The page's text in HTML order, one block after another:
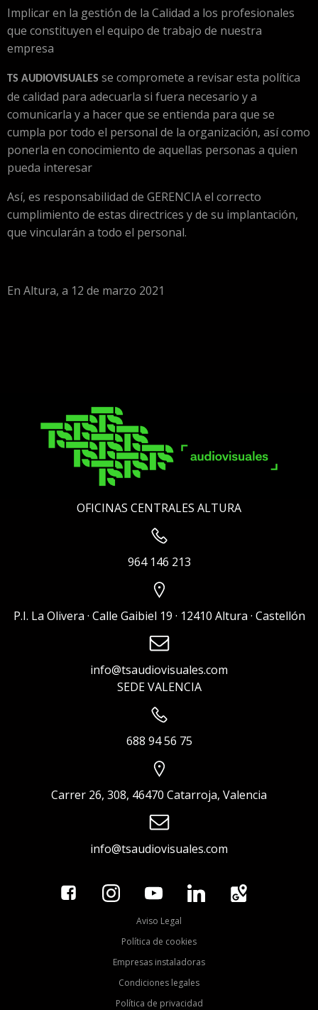
Implicar en la gestión de la Calidad a los profesionales
que constituyen el equipo de trabajo de nuestra
empresa
TS AUDIOVISUALES se compromete a revisar esta política
de calidad para adecuarla si fuera necesario y a
comunicarla y a hacer que se entienda para que se
cumpla por todo el personal de la organización, así como
ponerla en conocimiento de aquellas personas a quien
pueda interesar
Así, es responsabilidad de GERENCIA el correcto
cumplimiento de estas directrices y de su implantación,
que vincularán a todo el personal.
En Altura, a 12 de marzo 2021
OFICINAS CENTRALES ALTURA
964 146 213
P.I. La Olivera · Calle Gaibiel 19 · 12410 Altura · Castellón
info@tsaudiovisuales.com
SEDE VALENCIA
688 94 56 75
Carrer 26, 308, 46470 Catarroja, Valencia
info@tsaudiovisuales.com
Aviso Legal
Política de cookies
Empresas instaladoras
Condiciones legales
Política de privacidad